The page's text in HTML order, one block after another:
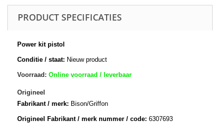
PRODUCT SPECIFICATIES
Power kit pistol
Conditie / staat: Nieuw product
Voorraad: Online voorraad / leverbaar
Origineel
Fabrikant / merk: Bison/Griffon
Origineel Fabrikant / merk nummer / code: 6307693